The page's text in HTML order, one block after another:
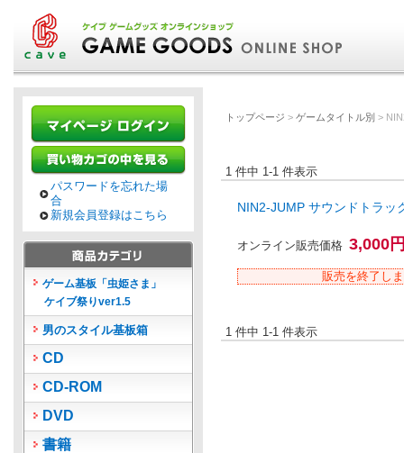
パスワードを忘れた場
合
新規会員登録はこちら
ゲーム基板「虫姫さま」
ケイブ祭りver1.5
男のスタイル基板箱
CD
CD-ROM
DVD
書籍
トップページ > ゲームタイトル別 >
1 件中 1-1 件表示
NIN2-JUMP サウンドトラッ
オンライン販売価格 3,000
販売を終了し
1 件中 1-1 件表示